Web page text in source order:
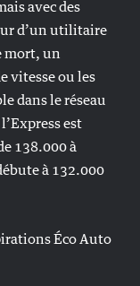
avec des
d’un utilitaire
mort, un
vitesse ou les
dans le réseau
est
138.000 à
à 132.000
Éco Auto